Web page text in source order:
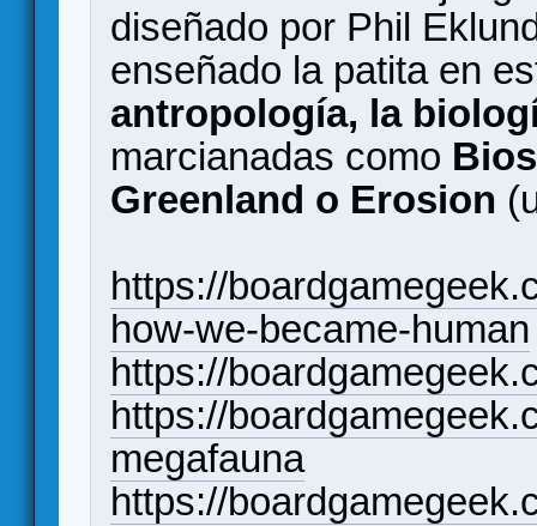
diseñado por Phil
enseñado la patita en
antropología, la
marcianadas como
Greenland o Erosion
https://
how-we-became-human
https://
https://
megafauna
https://